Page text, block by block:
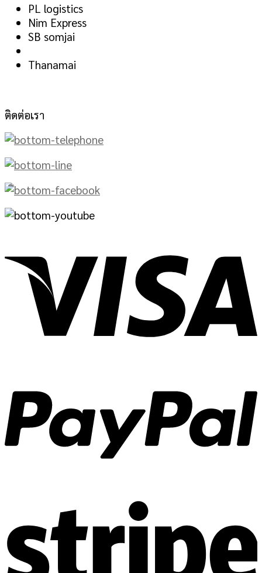
PL logistics
Nim Express
SB somjai
Thanamai
ติดต่อเรา